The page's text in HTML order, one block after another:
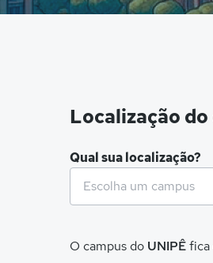
Localização do
Qual sua localização?
O campus do UNIPÊfica